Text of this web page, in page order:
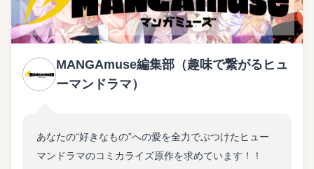
MANGAmuse編集部（趣味で繋がるヒュ
ーマンドラマ）
あなたの“好きなもの”への愛を全力でぶつけたヒュー
マンドラマのコミカライズ原作を求めています！！